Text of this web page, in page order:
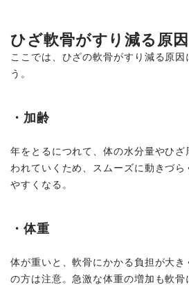
ひざ軟骨がすり減る原因
ここでは、ひざの軟骨がすり減る原因
う。
・加齢
年をとるにつれて、体の水分量やひ
われていくため、スムーズに動きづら
やすくなる。
・体重
体が重いと、軟骨にかかる負担が大き
の方は注意。急激な体重の増加も軟骨